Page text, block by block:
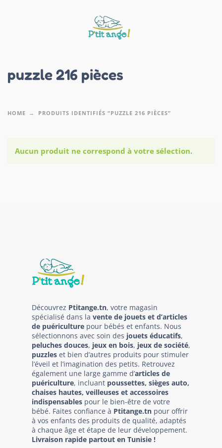
puzzle 216 pièces
HOME PRODUITS IDENTIFIÉS “PUZZLE 216 PIÈCES”
Aucun produit ne correspond à votre sélection.
Découvrez Ptitange.tn, votre magasin
spécialisé dans la vente de jouets et d’articles
de puériculture pour bébés et enfants. Nous
sélectionnons avec soin des jouets éducatifs,
peluches douces, jeux en bois, jeux de société,
puzzles et bien d’autres produits pour stimuler
l’éveil et l’imagination des petits. Retrouvez
également une large gamme d’articles de
puériculture, incluant poussettes, sièges auto,
chaises hautes, veilleuses et accessoires
indispensables pour le bien-être de votre
bébé. Faites confiance à Ptitange.tn pour offrir
à vos enfants des produits de qualité, adaptés
à chaque âge et étape de leur développement.
Livraison rapide partout en Tunisie !